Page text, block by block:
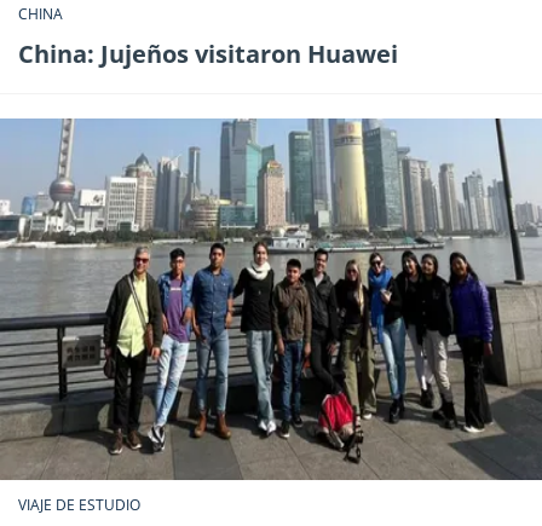
CHINA
China: Jujeños visitaron Huawei
VIAJE DE ESTUDIO